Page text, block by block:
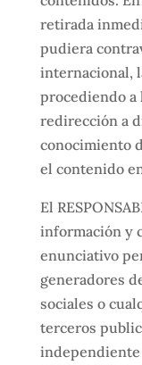
retirada
pudiera
internacional,
procediendo a
redirección a
conocimiento
el contenido
El
información y
enunciativo
generadores
sociales o
terceros
independiente